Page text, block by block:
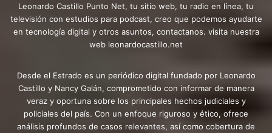
Leonardo Castillo Punto Net, tu sitio web, tu radio en línea, tu
televisión con estudios para podcast, creo que podemos ayudarte
en tecnología digital y otros asuntos, contactanos. visita nuestra
web leonardocastillo.net
Desde el Estrado es un periódico digital fundado por Leonardo
Castillo y Nancy Galán, comprometido con informar de manera
veraz y oportuna sobre los principales hechos judiciales y
policiales del país. Con un enfoque riguroso y ético, ofrece
análisis profundos de casos relevantes, así como cobertura de